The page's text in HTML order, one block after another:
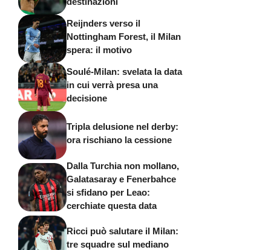
Reijnders verso il
Nottingham Forest, il Milan
spera: il motivo
Soulé-Milan: svelata la data
in cui verrà presa una
decisione
Tripla delusione nel derby:
ora rischiano la cessione
Dalla Turchia non mollano,
Galatasaray e Fenerbahce
si sfidano per Leao:
cerchiate questa data
Ricci può salutare il Milan:
tre squadre sul mediano